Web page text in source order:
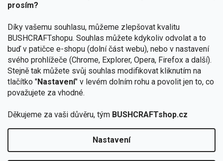
prosím?
Díky vašemu souhlasu, můžeme zlepšovat kvalitu
BUSHCRAFTshopu. Souhlas můžete kdykoliv odvolat a to
buď v patičce e-shopu (dolní část webu), nebo v nastavení
svého prohlížeče (Chrome, Explorer, Opera, Firefox a další).
Stejně tak můžete svůj souhlas modifikovat kliknutím na
tlačítko "Nastavení" v levém dolním rohu a povolit jen to, co
považujete za vhodné.
Děkujeme za vaši důvěru, tým BUSHCRAFTshop.cz
Nastavení
podmínkami ochrany osobních údajů
Copyright 2026BUSHCRAFTshop.cz. Všechna práva